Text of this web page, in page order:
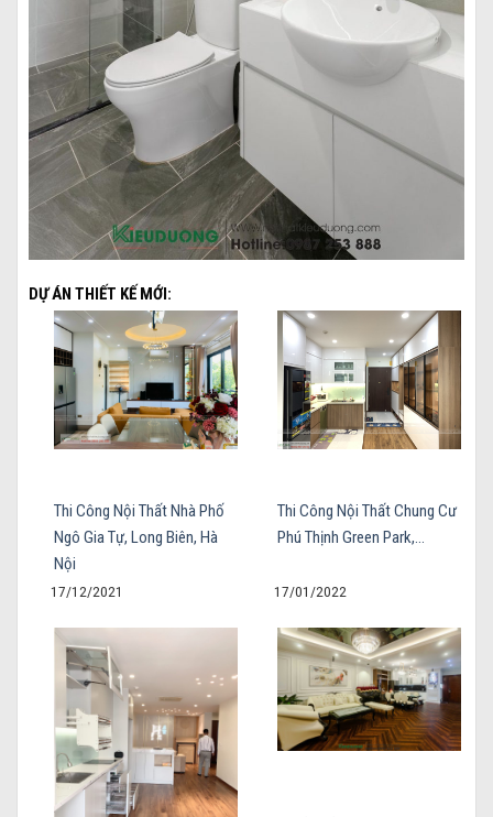
DỰ ÁN THIẾT KẾ MỚI:
Thi Công Nội Thất Nhà Phố
Ngô Gia Tự, Long Biên, Hà
Nội
17/12/2021
Thi Công Nội Thất Chung Cư
Phú Thịnh Green Park,…
17/01/2022